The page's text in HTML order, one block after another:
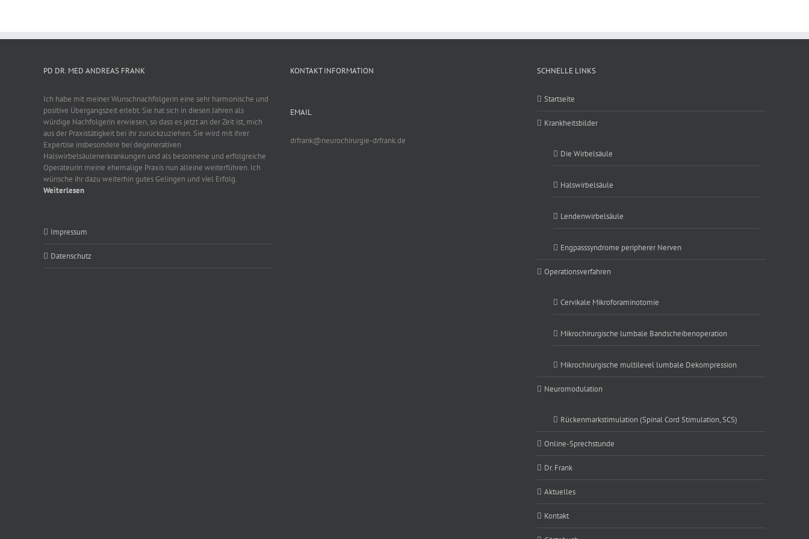
PD DR. MED ANDREAS FRANK
Ich habe mit meiner Wunschnachfolgerin eine sehr harmonische und
positive Übergangszeit erlebt. Sie hat sich in diesen Jahren als
würdige Nachfolgerin erwiesen, so dass es jetzt an der Zeit ist, mich
aus der Praxistätigkeit bei ihr zurückzuziehen. Sie wird mit ihrer
Expertise insbesondere bei degenerativen
Halswirbelsäulenerkrankungen und als besonnene und erfolgreiche
Operateurin meine ehemalige Praxis nun alleine weiterführen. Ich
wünsche ihr dazu weiterhin gutes Gelingen und viel Erfolg.
Weiterlesen
Impressum
Datenschutz
KONTAKT INFORMATION
EMAIL
drfrank@neurochirurgie-drfrank.de
SCHNELLE LINKS
Startseite
Krankheitsbilder
Die Wirbelsäule
Halswirbelsäule
Lendenwirbelsäule
Engpasssyndrome peripherer Nerven
Operationsverfahren
Cervikale Mikroforaminotomie
Mikrochirurgische lumbale Bandscheibenoperation
Mikrochirurgische multilevel lumbale Dekompression
Neuromodulation
Rückenmarkstimulation (Spinal Cord Stimulation, SCS)
Online-Sprechstunde
Dr. Frank
Aktuelles
Kontakt